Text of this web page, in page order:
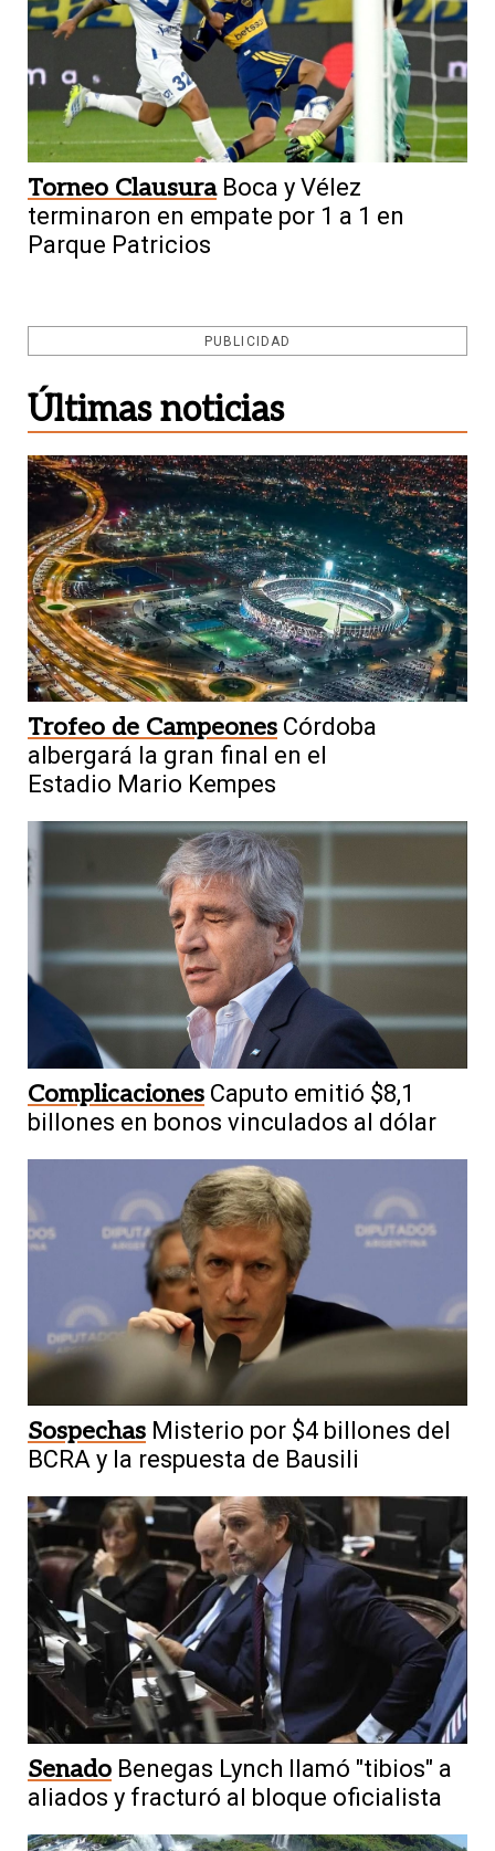
Torneo Clausura Boca y Vélez
terminaron en empate por 1 a 1 en
Parque Patricios
PUBLICIDAD
Últimas noticias
Trofeo de Campeones Córdoba
albergará la gran final en el
Estadio Mario Kempes
Complicaciones Caputo emitió $8,1
billones en bonos vinculados al dólar
Sospechas Misterio por $4 billones del
BCRA y la respuesta de Bausili
Senado Benegas Lynch llamó "tibios" a
aliados y fracturó al bloque oficialista